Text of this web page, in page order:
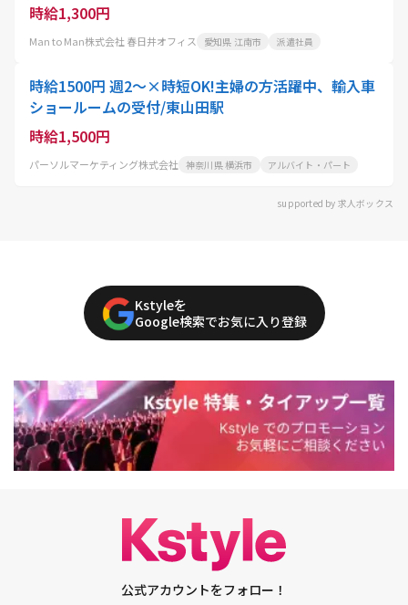
時給1,300円
Man to Man株式会社 春日井オフィス 愛知県 江南市 派遣社員
時給1500円 週2～×時短OK!主婦の方活躍中、輸入車
ショールームの受付/東山田駅
時給1,500円
パーソルマーケティング株式会社 神奈川県 横浜市 アルバイト・パート
supported by 求人ボックス
Kstyleを
Google検索でお気に入り登録
公式アカウントをフォロー！